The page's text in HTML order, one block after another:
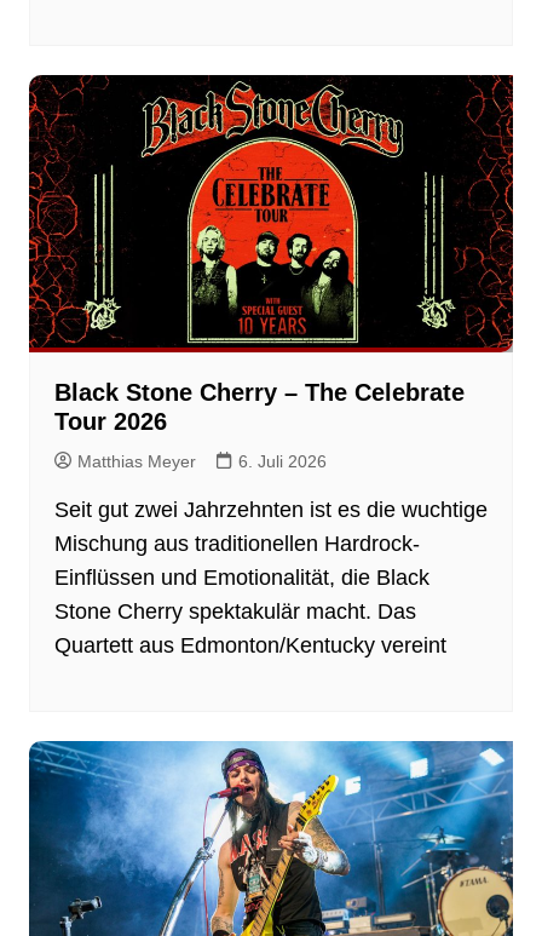
Black Stone Cherry – The Celebrate
Tour 2026
Matthias Meyer 6. Juli 2026
Seit gut zwei Jahrzehnten ist es die wuchtige
Mischung aus traditionellen Hardrock-
Einflüssen und Emotionalität, die Black
Stone Cherry spektakulär macht. Das
Quartett aus Edmonton/Kentucky vereint